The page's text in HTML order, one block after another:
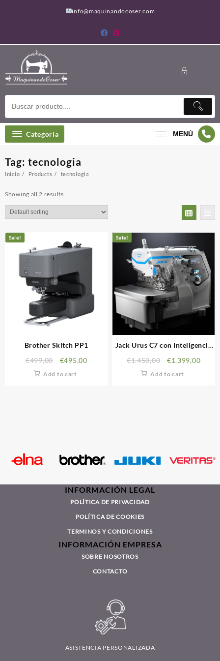
info@maquinandocoser.com
Categoría MENÚ
Tag: tecnologia
Inicio Products tecnologia
Showing all 2 results
Sale!
Brother Skitch PP1
€499,00 €495,00
Add to cart
Sale!
Jack Urus C7 con Inteligencia
€1.450,00 €1.399,00
Add to cart
POLÍTICA DE COOKIES
INFORMACIÓN EMPRESA
ASISTENCIA PERSONALIZADA